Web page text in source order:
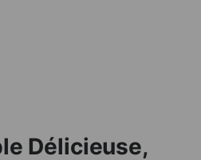
Délicieuse,